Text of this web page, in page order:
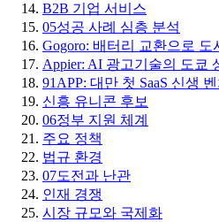
B2B 기업 서비스
05성공 사례 심층 분석
Gogoro: 배터리 교환으로
Appier: AI 광고기술의 도쿄
91APP: 대만 첫 SaaS 신생
신흥 유니콘 후보
06정부 지원 체계
주요 정책
법규 환경
07도전과 난관
인재 경쟁
시장 규모와 국제화